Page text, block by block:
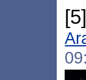
[5]